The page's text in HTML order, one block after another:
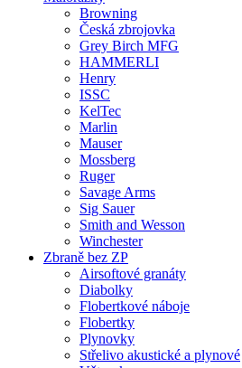
Browning
Česká zbrojovka
Grey Birch MFG
HAMMERLI
Henry
ISSC
KelTec
Marlin
Mauser
Mossberg
Ruger
Savage Arms
Sig Sauer
Smith and Wesson
Winchester
Zbraně bez ZP
Airsoftové granáty
Diabolky
Flobertkové náboje
Flobertky
Plynovky
Střelivo akustické a plynové